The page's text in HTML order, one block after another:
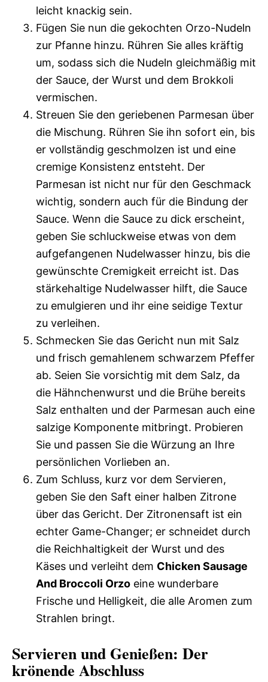
leicht knackig sein.
Fügen Sie nun die gekochten Orzo-Nudeln
zur Pfanne hinzu. Rühren Sie alles kräftig
um, sodass sich die Nudeln gleichmäßig mit
der Sauce, der Wurst und dem Brokkoli
vermischen.
Streuen Sie den geriebenen Parmesan über
die Mischung. Rühren Sie ihn sofort ein, bis
er vollständig geschmolzen ist und eine
cremige Konsistenz entsteht. Der
Parmesan ist nicht nur für den Geschmack
wichtig, sondern auch für die Bindung der
Sauce. Wenn die Sauce zu dick erscheint,
geben Sie schluckweise etwas von dem
aufgefangenen Nudelwasser hinzu, bis die
gewünschte Cremigkeit erreicht ist. Das
stärkehaltige Nudelwasser hilft, die Sauce
zu emulgieren und ihr eine seidige Textur
zu verleihen.
Schmecken Sie das Gericht nun mit Salz
und frisch gemahlenem schwarzem Pfeffer
ab. Seien Sie vorsichtig mit dem Salz, da
die Hähnchenwurst und die Brühe bereits
Salz enthalten und der Parmesan auch eine
salzige Komponente mitbringt. Probieren
Sie und passen Sie die Würzung an Ihre
persönlichen Vorlieben an.
Zum Schluss, kurz vor dem Servieren,
geben Sie den Saft einer halben Zitrone
über das Gericht. Der Zitronensaft ist ein
echter Game-Changer; er schneidet durch
die Reichhaltigkeit der Wurst und des
Käses und verleiht dem Chicken Sausage
And Broccoli Orzo eine wunderbare
Frische und Helligkeit, die alle Aromen zum
Strahlen bringt.
Servieren und Genießen: Der
krönende Abschluss